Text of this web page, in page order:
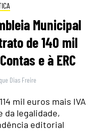
Municipal
de 140 mil
e à ERC
Dias Freire
mil euros mais IVA
da legalidade,
editorial